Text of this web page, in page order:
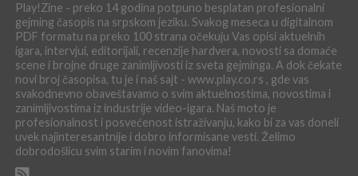
Play!Zine - preko 14 godina potpuno besplatan profesionalni
gejming časopis na srpskom jeziku. Svakog meseca u digitalnom
PDF formatu na preko 100 strana očekuju Vas opisi aktuelnih
igara, intervjui, editorijali, recenzije hardvera, novosti sa domaće
scene i brojne druge zanimljivosti iz sveta gejminga. A dok čekate
novi broj časopisa, tu je i naš sajt - www.play.co.rs , gde vas
svakodnevno obaveštavamo o svim aktuelnostima, novostima i
zanimljivostima iz industrije video-igara. Naš moto je
profesionalnost i posvećenost istraživanju, kako bi za vas doneli
uvek najinteresantnije i dobro informisane vesti. Želimo
dobrodošlicu svim starim i novim fanovima!